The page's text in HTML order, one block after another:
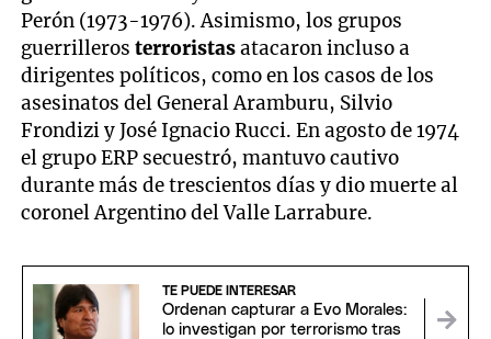
Perón (1973-1976). Asimismo, los grupos
guerrillerosterroristasatacaron incluso a
dirigentes políticos, como en los casos de los
asesinatos del General Aramburu, Silvio
Frondizi y José Ignacio Rucci. En agosto de 1974
el grupo ERP secuestró, mantuvo cautivo
durante más de trescientos días y dio muerte al
coronel Argentino del Valle Larrabure.
TE PUEDE INTERESAR
Ordenan capturar a Evo Morales:
lo investigan por terrorismo tras